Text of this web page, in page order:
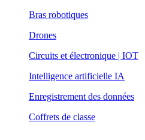
Bras robotiques
Drones
Circuits et électronique | IOT
Intelligence artificielle IA
Enregistrement des données
Coffrets de classe